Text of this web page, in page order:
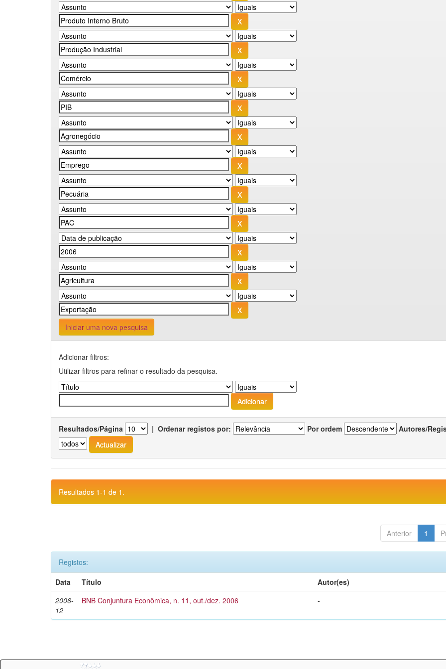
Iniciar uma nova pesquisa
Adicionar filtros:
Utilizar filtros para refinar o resultado da pesquisa.
Resultados/Página | Ordenar registos por: Por ordem Autores/
Resultados 1-1 de 1.
Anterior 1
Registos:
Data
Título
Autor(es)
2006-
12
BNB Conjuntura Econômica, n. 11, out./dez. 2006 -